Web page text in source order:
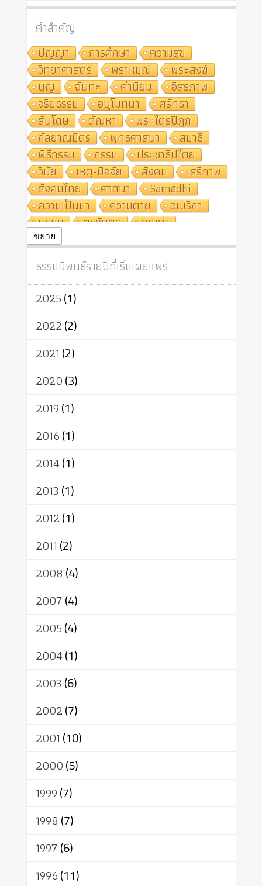
คำสำคัญ
ปัญญา
การศึกษา
ความสุข
วิทยาศาสตร์
พราหมณ์
พระสงฆ์
บุญ
ฉันทะ ค่านิยม
อิสรภาพ
จริยธรรม
อนุโมทนา
ศรัทธา
สันโดษ
ตัณหา
พระไตรปิฎก
กัลยาณมิตร
พุทธศาสนา
สมาธิ
พิธีกรรม
กรรม
ประชาธิปไตย
วินัย
เหตุ-ปัจจัย สังคม
เสรีภาพ
สังคมไทย
ศาสนา
Samādhi
ความเป็นมา
ความตาย
อเมริกา
พรหม
ตะวันตก
คุณค่า
ปฏิจจสมุปบาท
ศาสนาประจำชาติ
อินเดีย
ผู้บริโภค
ธรรมาธิปไตย
จักร
การแยกรัฐกับศาสนา
ธรรมชาติ
เทคโนโลยี
สิทธิ
พุทธบริษัท
อัตถะ
เทวดา
ขยาย
ธรรมนิพนธ์รายปีที่เริ่มเผยแพร่
2025(1)
2022(2)
2021 (2)
2020(3)
2019(1)
2016(1)
2014(1)
2013 (1)
2012(1)
2011 (2)
2008 (4)
2007(4)
2005(4)
2004(1)
2003 (6)
2002(7)
2001 (10)
2000(5)
1999(7)
1998 (7)
1997(6)
1996(11)